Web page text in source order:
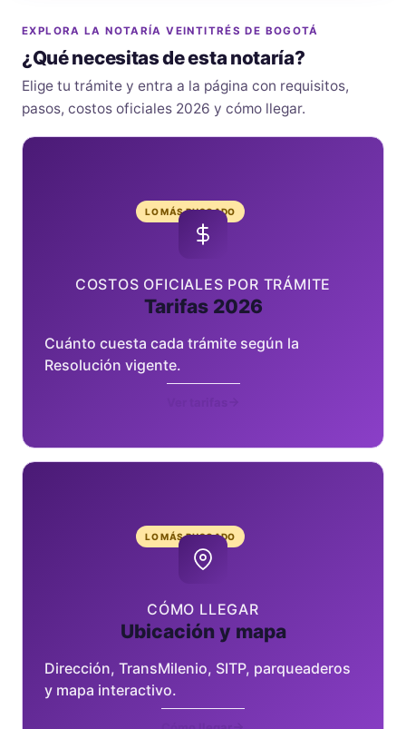
EXPLORA LA NOTARÍA VEINTITRÉS DE BOGOTÁ
¿Qué necesitas de esta notaría?
Elige tu trámite y entra a la página con requisitos,
pasos, costos oficiales 2026 y cómo llegar.
LO MÁS BUSCADO
COSTOS OFICIALES POR TRÁMITE
Tarifas 2026
Cuánto cuesta cada trámite según la
Resolución vigente.
LO MÁS BUSCADO
CÓMO LLEGAR
Ubicación y mapa
Dirección, TransMilenio, SITP, parqueaderos
y mapa interactivo.